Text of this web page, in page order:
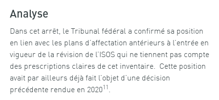
Analyse
Dans cet arrêt, le Tribunal fédéral a confirmé sa position
en lien avec les plans d’affectation antérieurs à l’entrée en
vigueur de la révision de l’ISOS qui ne tiennent pas compte
des prescriptions claires de cet inventaire. Cette position
avait par ailleurs déjà fait l’objet d’une décision
précédente rendue en 202011.